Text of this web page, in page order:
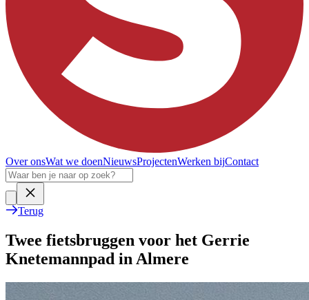
Over onsWat we doenNieuwsProjectenWerken bijContact
Terug
Twee fietsbruggen voor het Gerrie
Knetemannpad in Almere